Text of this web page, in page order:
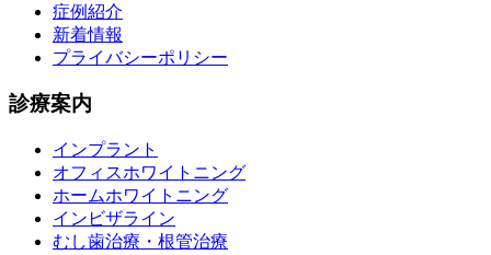
症例紹介
新着情報
プライバシーポリシー
診療案内
インプラント
オフィスホワイトニング
ホームホワイトニング
インビザライン
むし歯治療・根管治療